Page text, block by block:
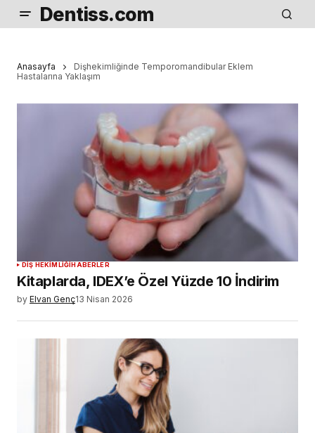
Dentiss.com
Anasayfa
Dişhekimliğinde Temporomandibular Eklem
Hastalarına Yaklaşım
DIŞ HEKIMLIĞIHABERLER
Kitaplarda, IDEX’e Özel Yüzde 10 İndirim
by Elvan Genç13 Nisan 2026